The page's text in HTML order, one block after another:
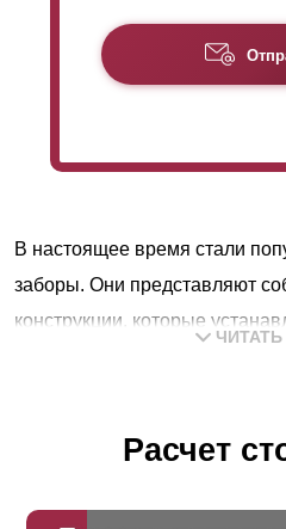
В настоящее время стали
заборы. Они представляют
конструкции, которые
Забор такого типа состоит из
Расчет